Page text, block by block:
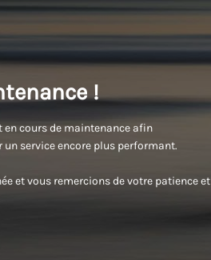
!
cours de maintenance afin
service encore plus performant.
et vous remercions de votre patience et